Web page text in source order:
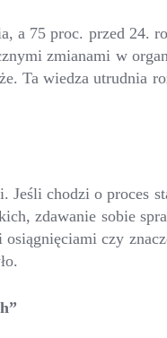
a 75 proc. przed 24.
zmianami w
Ta wiedza utrudnia
chodzi o proces
zdawanie sobie
czy